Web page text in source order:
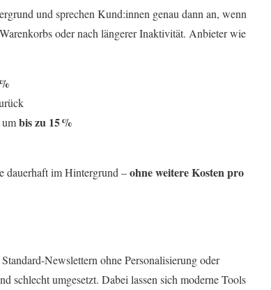
und sprechen Kund:innen genau dann an, wenn
oder nach längerer Inaktivität. Anbieter wie
bis zu 15 %
dauerhaft im Hintergrund –ohne weitere Kosten pro
Newslettern ohne Personalisierung oder
schlecht umgesetzt. Dabei lassen sich moderne Tools